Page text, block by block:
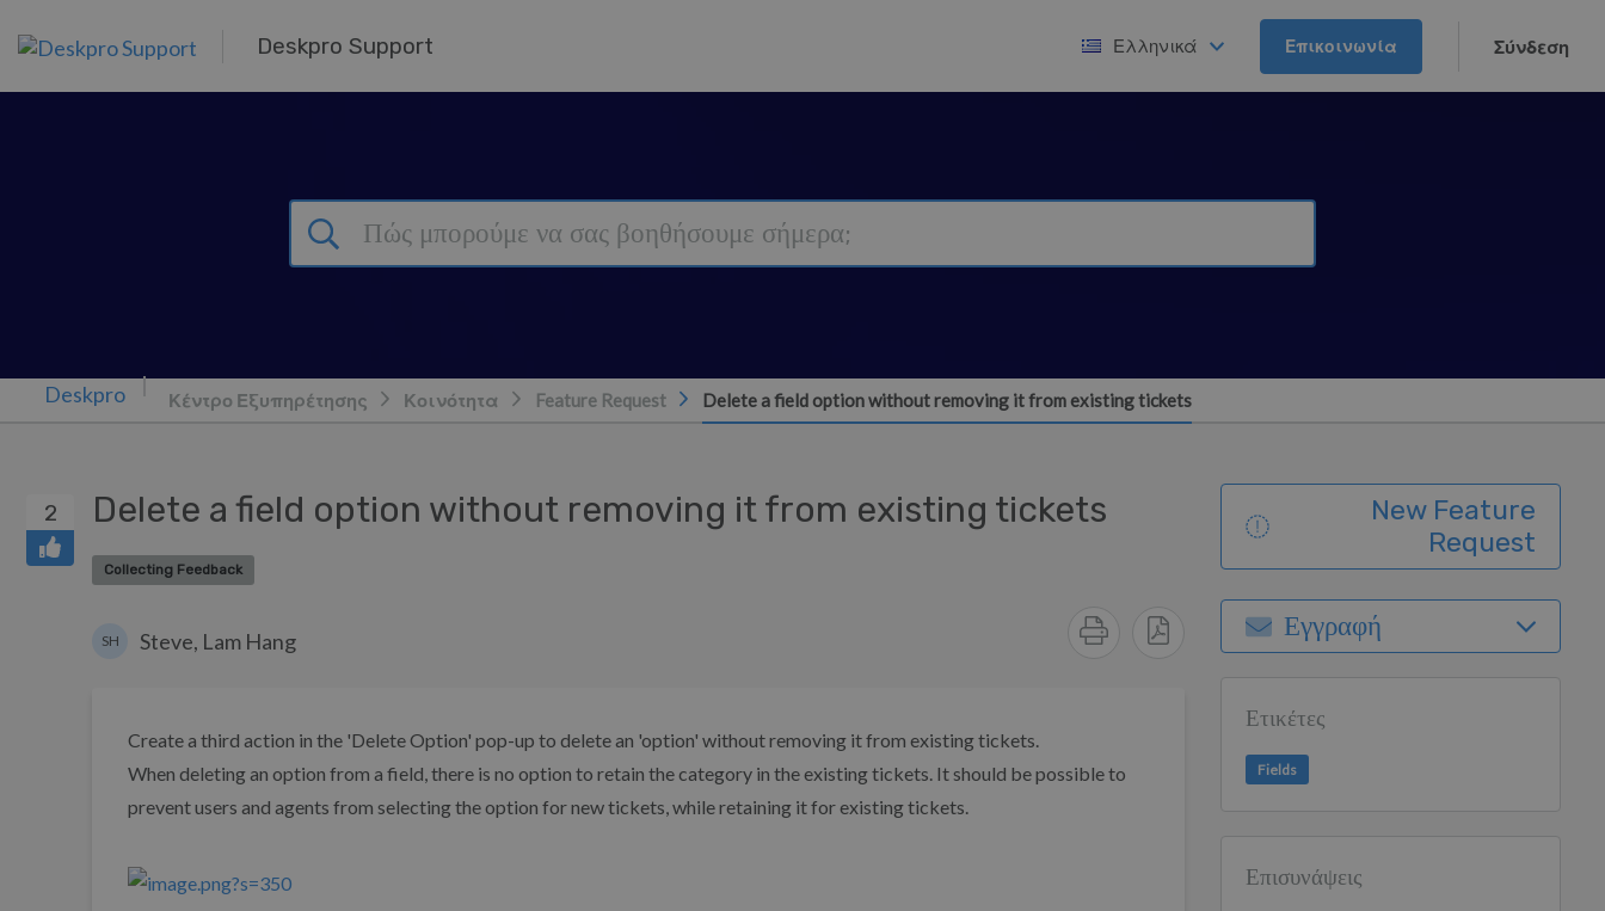
Deskpro Support Ελληνικά Επικοινωνία Σύνδεση
Κέντρο Εξυπηρέτησης Κοινότητα Feature Request Delete a field option without removing it from existing tickets
2 Delete a field option without removing it from existing tickets
Collecting Feedback
SH Steve, Lam Hang
Create a third action in the 'Delete Option' pop-up to delete an 'option' without removing it from existing tickets.
When deleting an option from a field, there is no option to retain the category in the existing tickets. It should be possible to
prevent users and agents from selecting the option for new tickets, while retaining it for existing tickets.
New Feature
Request
Εγγραφή
Ετικέτες
Fields
Επισυνάψεις